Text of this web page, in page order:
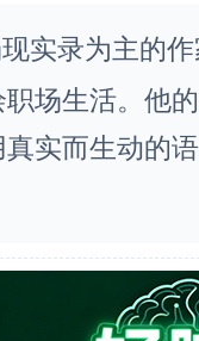
实录为主的
场生活。他
实而生动的